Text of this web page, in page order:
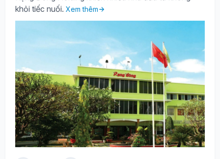
khỏi tiếc nuối. Xem thêm